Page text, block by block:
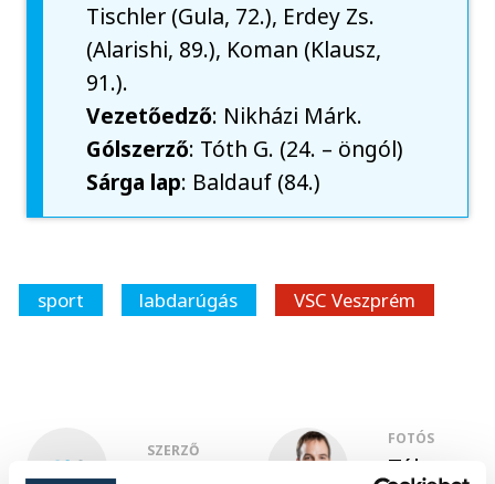
Tischler (Gula, 72.), Erdey Zs.
(Alarishi, 89.), Koman (Klausz,
91.).
Vezetőedző: Nikházi Márk.
Gólszerző: Tóth G. (24. – öngól)
Sárga lap: Baldauf (84.)
sport labdarúgás VSC Veszprém
SZERZŐ
FOTÓS
Tál